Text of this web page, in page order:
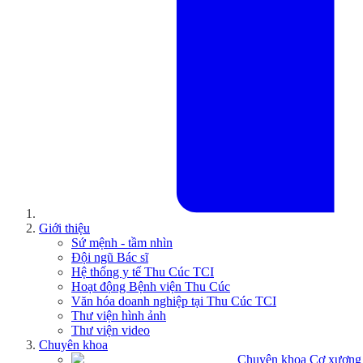
Giới thiệu
Sứ mệnh - tầm nhìn
Đội ngũ Bác sĩ
Hệ thống y tế Thu Cúc TCI
Hoạt động Bệnh viện Thu Cúc
Văn hóa doanh nghiệp tại Thu Cúc TCI
Thư viện hình ảnh
Thư viện video
Chuyên khoa
Chuyên khoa Cơ